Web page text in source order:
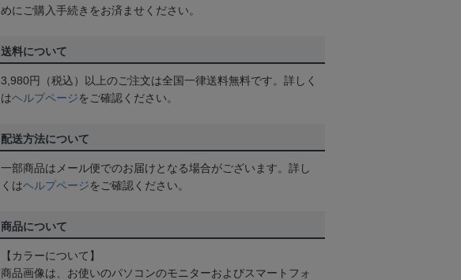
めにご購入手続きをお済ませください。
送料について
3,980円（税込）以上のご注文は全国一律送料無料です。詳しく
はヘルプページをご確認ください。
配送方法について
一部商品はメール便でのお届けとなる場合がございます。詳し
くはヘルプページをご確認ください。
商品について
【カラーについて】
商品画像は、お使いのパソコンのモニターおよびスマートフォ